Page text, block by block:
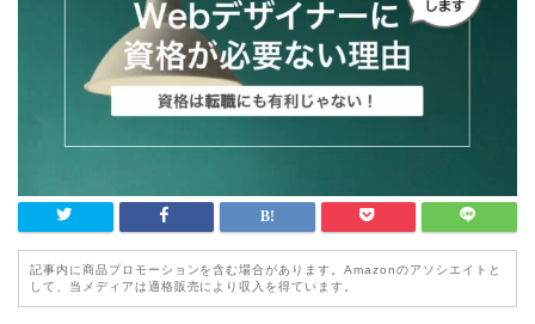
記事内に商品プロモーションを含む場合があります。Amazonのアソシエイトと
して、当メディアは適格販売により収入を得ています。